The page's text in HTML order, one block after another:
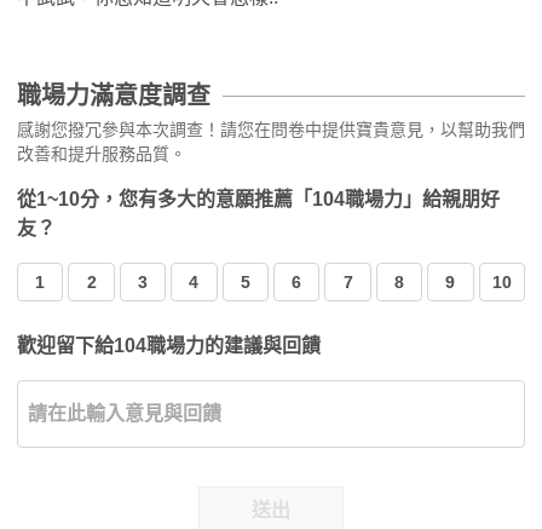
職場力滿意度調查
感謝您撥冗參與本次調查！請您在問卷中提供寶貴意見，以幫助我們
改善和提升服務品質。
從1~10分，您有多大的意願推薦「104職場力」給親朋好
友？
1 2 3 4 5 6 7 8 9 10
歡迎留下給104職場力的建議與回饋
送出